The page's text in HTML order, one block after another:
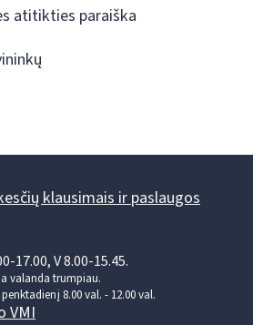
atitikties paraiška
klausimais ir paslaugos
17.00, V 8.00-15.45.
valanda trumpiau.
8.00 val. - 12.00 val.
VMI